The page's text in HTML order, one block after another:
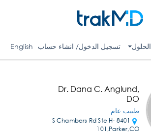
الحلول تسجيل الدخول/ انشاء حساب English
Dr. Dana C. Anglund,
DO
طبيب عام
8401 S Chambers Rd Ste H-
101,Parker,CO